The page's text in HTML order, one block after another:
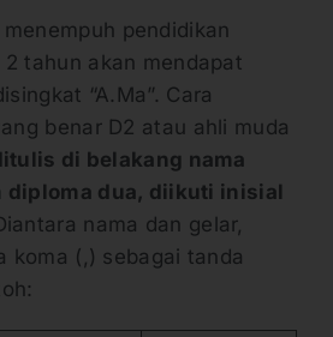
pendidikan
tahun akan mendapat
“A.Ma”. Cara
benar D2 atau ahli muda
di belakang nama
diploma dua, diikuti inisial
nama dan gelar,
koma (,) sebagai tanda